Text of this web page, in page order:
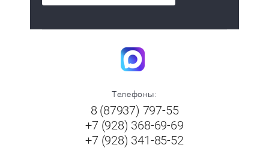
Телефоны:
8 (87937) 797-55
+7 (928) 368-69-69
+7 (928) 341-85-52